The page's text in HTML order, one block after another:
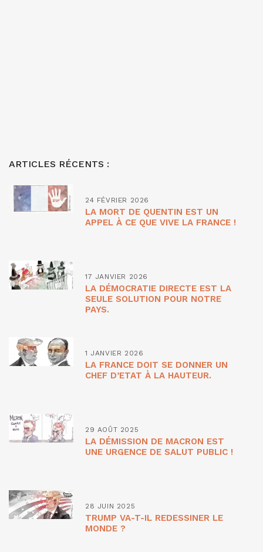
ARTICLES RÉCENTS :
24 FÉVRIER 2026
LA MORT DE QUENTIN EST UN
APPEL À CE QUE VIVE LA FRANCE !
17 JANVIER 2026
LA DÉMOCRATIE DIRECTE EST LA
SEULE SOLUTION POUR NOTRE
PAYS.
1 JANVIER 2026
LA FRANCE DOIT SE DONNER UN
CHEF D’ETAT À LA HAUTEUR.
29 AOÛT 2025
LA DÉMISSION DE MACRON EST
UNE URGENCE DE SALUT PUBLIC !
28 JUIN 2025
TRUMP VA-T-IL REDESSINER LE
MONDE ?